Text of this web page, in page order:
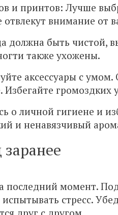
и принтов: Лучше
внимание от
должна быть чистой,
также ухожены.
аксессуары с
Избегайте громоздких
о личной гигиене и
и ненавязчивый
момент.
стресс.